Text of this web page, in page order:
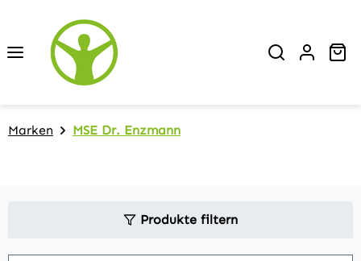
Zum Hauptinhalt springen
Marken MSE Dr. Enzmann
Produkte filtern